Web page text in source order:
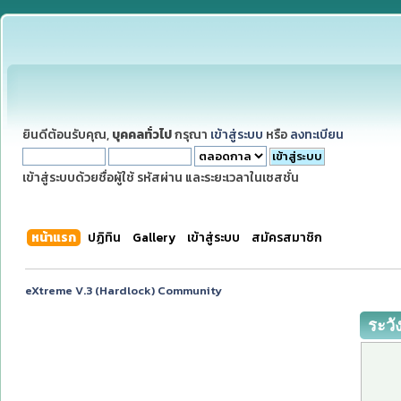
ยินดีต้อนรับคุณ, บุคคลทั่วไปกรุณา เข้าสู่ระบบ หรือ ลงทะเบียน
เข้าสู่ระบบด้วยชื่อผู้ใช้ รหัสผ่าน และระยะเวลาในเซสชั่น
หน้าแรก ปฏิทิน Gallery เข้าสู่ระบบ สมัครสมาชิก
eXtreme V.3 (Hardlock) Community
ระวั